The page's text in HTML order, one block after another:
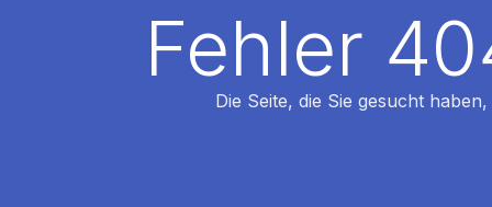
Fehler
Die Seite, die Sie gesucht